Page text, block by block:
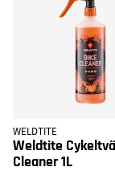
WELDTITE
Weldtite
Cleaner 1L